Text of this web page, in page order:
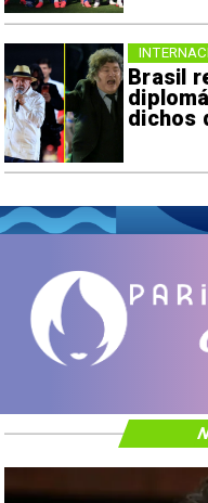
Brasil
dichos